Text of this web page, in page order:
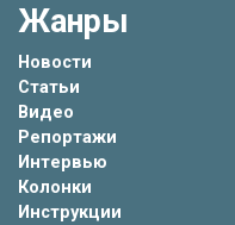
Жанры
Новости
Статьи
Видео
Репортажи
Интервью
Колонки
Инструкции